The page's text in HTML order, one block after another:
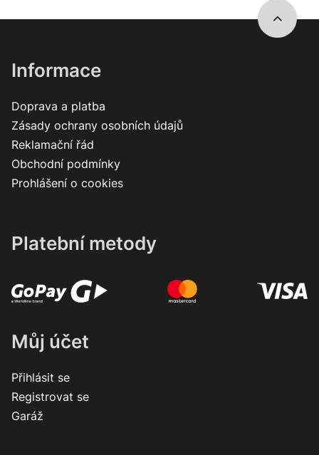
Informace
Doprava a platba
Zásady ochrany osobních údajů
Reklamační řád
Obchodní podmínky
Prohlášení o cookies
Platební metody
Můj účet
Přihlásit se
Registrovat se
Garáž